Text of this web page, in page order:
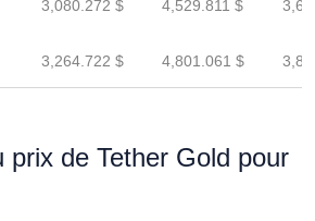
3,080.272 $ 4,529.811 $
3,264.722 $ 4,801.061 $
prix de Tether Gold pour